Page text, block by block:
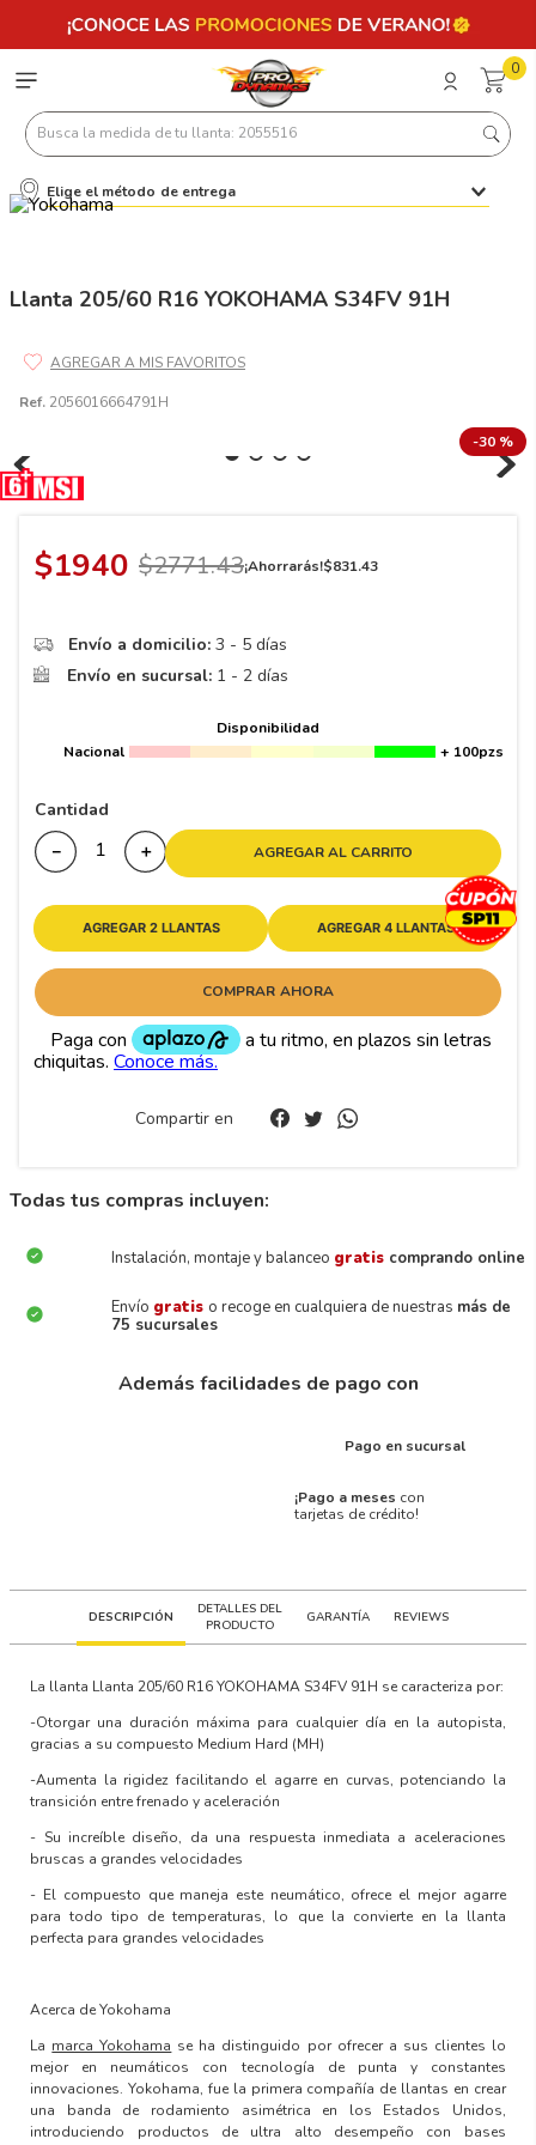
0
Busca la medida de tu llanta: 2055516
Elige el método de entrega
Llanta 205/60 R16 YOKOHAMA S34FV 91H
Ref. 2056016664791H
-30 %
$1940 $2771.43¡Ahorrarás!$831.43
Envío a domicilio: 3 - 5 días
Envío en sucursal: 1 - 2 días
Disponibilidad
Nacional
+ 100pzs
Cantidad
＋
－ AGREGAR AL CARRITO
AGREGAR 2 LLANTAS AGREGAR 4 LLANTAS
COMPRAR AHORA
Compartir en
Todas tus compras incluyen:
Instalación, montaje y balanceo gratis comprando online
Envío gratis o recoge en cualquiera de nuestras más de
75 sucursales
Además facilidades de pago con
Pago en sucursal
¡Pago a meses con
tarjetas de crédito!
DESCRIPCIÓN
DETALLES DEL
PRODUCTO
GARANTÍA REVIEWS
La llanta Llanta 205/60 R16 YOKOHAMA S34FV 91H se caracteriza por:
-Otorgar una duración máxima para cualquier día en la autopista,
gracias a su compuesto Medium Hard (MH)
-Aumenta la rigidez facilitando el agarre en curvas, potenciando la
transición entre frenado y aceleración
- Su increíble diseño, da una respuesta inmediata a aceleraciones
bruscas a grandes velocidades
- El compuesto que maneja este neumático, ofrece el mejor agarre
para todo tipo de temperaturas, lo que la convierte en la llanta
perfecta para grandes velocidades
Acerca de Yokohama
La marca Yokohama se ha distinguido por ofrecer a sus clientes lo
mejor en neumáticos con tecnología de punta y constantes
innovaciones. Yokohama, fue la primera compañía de llantas en crear
una banda de rodamiento asimétrica en los Estados Unidos,
introduciendo productos de ultra alto desempeño con bases
Términos más buscados
6. 185